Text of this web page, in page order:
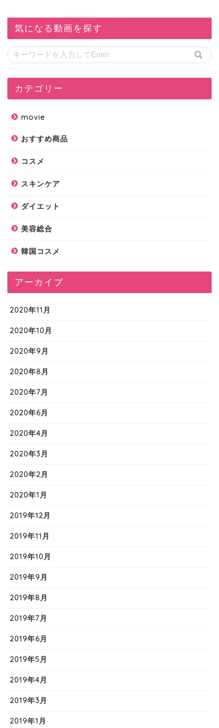
気になる動画を探す
カテゴリー
movie
おすすめ商品
コスメ
スキンケア
ダイエット
美容総合
韓国コスメ
アーカイブ
2020年11月
2020年10月
2020年9月
2020年8月
2020年7月
2020年6月
2020年4月
2020年3月
2020年2月
2020年1月
2019年12月
2019年11月
2019年10月
2019年9月
2019年8月
2019年7月
2019年6月
2019年5月
2019年4月
2019年3月
2019年1月